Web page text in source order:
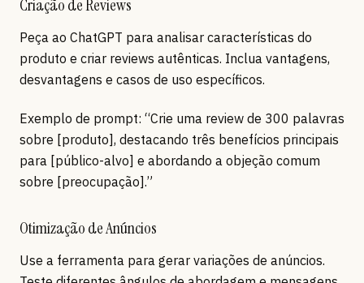
Criação de Reviews
Peça ao ChatGPT para analisar características do
produto e criar reviews autênticas. Inclua vantagens,
desvantagens e casos de uso específicos.
Exemplo de prompt: “Crie uma review de 300 palavras
sobre [produto], destacando três benefícios principais
para [público-alvo] e abordando a objeção comum
sobre [preocupação].”
Otimização de Anúncios
Use a ferramenta para gerar variações de anúncios.